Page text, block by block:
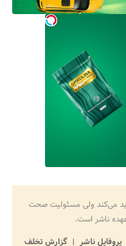
می‌کند ولی مسئولیت صحت
ناشر است.
پروفایل ناشر
گزارش تخلف